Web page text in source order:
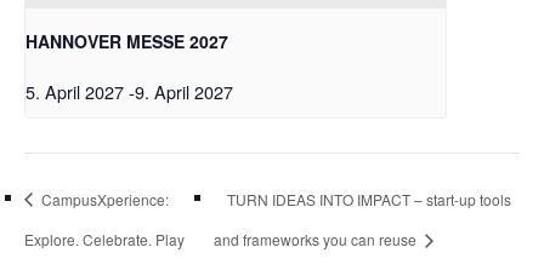
HANNOVER MESSE 2027
5. April 2027-9. April 2027
CampusXperience:
Explore. Celebrate. Play
TURN IDEAS INTO IMPACT – start-up tools
and frameworks you can reuse